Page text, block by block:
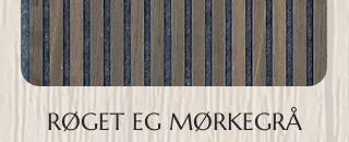
RØGET EG MØRKEGRÅ